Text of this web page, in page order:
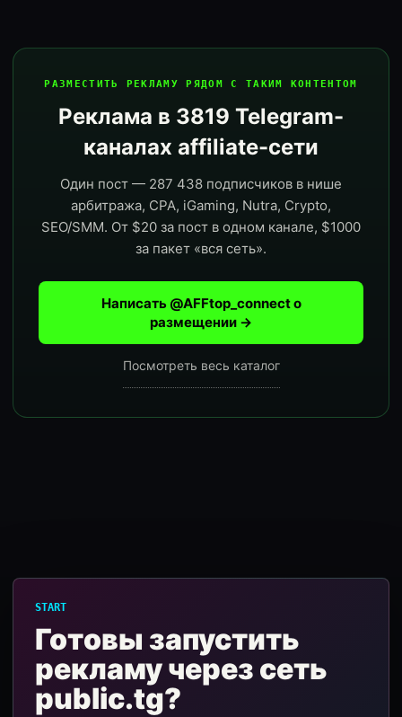
РАЗМЕСТИТЬ РЕКЛАМУ РЯДОМ С ТАКИМ КОНТЕНТОМ
Реклама в 3819 Telegram-
каналах affiliate-сети
Один пост — 287 438 подписчиков в нише
арбитража, CPA, iGaming, Nutra, Crypto,
SEO/SMM. От $20 за пост в одном канале, $1000
за пакет «вся сеть».
Написать @AFFtop_connect о
размещении →
Посмотреть весь каталог
START
Готовы запустить
рекламу через сеть
public.tg?